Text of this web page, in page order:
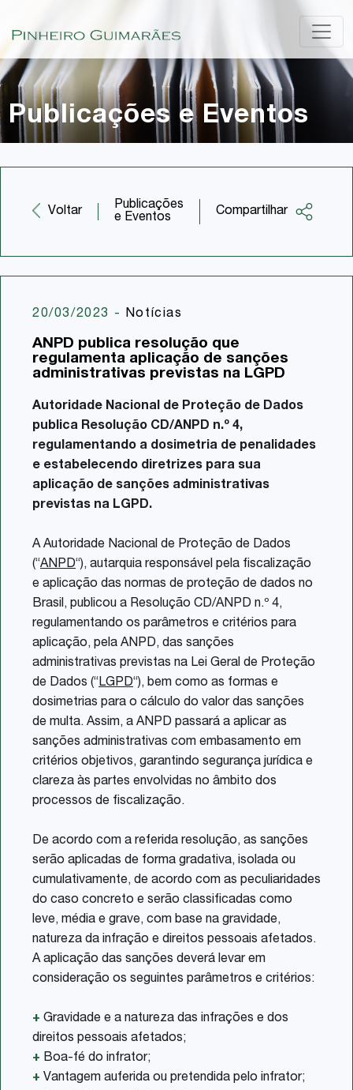
Publicações e Eventos
Voltar
Publicações
e Eventos
Compartilhar
Twitter
Share
20/03/2023 - Notícias
ANPD publica resolução que
regulamenta aplicação de sanções
administrativas previstas na LGPD
Autoridade Nacional de Proteção de Dados
publica Resolução CD/ANPD n.º 4,
regulamentando a dosimetria de penalidades
e estabelecendo diretrizes para sua
aplicação de sanções administrativas
previstas na LGPD.
A Autoridade Nacional de Proteção de Dados
(“ANPD“), autarquia responsável pela fiscalização
e aplicação das normas de proteção de dados no
Brasil, publicou a Resolução CD/ANPD n.º 4,
regulamentando os parâmetros e critérios para
aplicação, pela ANPD, das sanções
administrativas previstas na Lei Geral de Proteção
de Dados (“LGPD“), bem como as formas e
dosimetrias para o cálculo do valor das sanções
de multa. Assim, a ANPD passará a aplicar as
sanções administrativas com embasamento em
critérios objetivos, garantindo segurança jurídica e
clareza às partes envolvidas no âmbito dos
processos de fiscalização.
De acordo com a referida resolução, as sanções
serão aplicadas de forma gradativa, isolada ou
cumulativamente, de acordo com as peculiaridades
do caso concreto e serão classificadas como
leve, média e grave, com base na gravidade,
natureza da infração e direitos pessoais afetados.
A aplicação das sanções deverá levar em
consideração os seguintes parâmetros e critérios:
+ Gravidade e a natureza das infrações e dos
direitos pessoais afetados;
+ Boa-fé do infrator;
+ Vantagem auferida ou pretendida pelo infrator;